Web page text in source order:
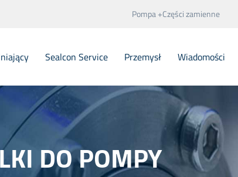
Pompa +Części zamienne
français
Español
italiano
Metalowe uszczelnienia dzwonowe
Pojedyncze uszczelki kartonowe
Double Cartridge Mechaniczne uszczelki
Sealcon Service Przemysł Wiadomości
DO POMPY